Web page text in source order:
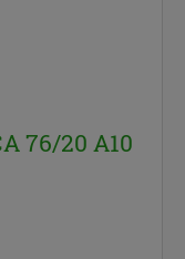
76/20 A10